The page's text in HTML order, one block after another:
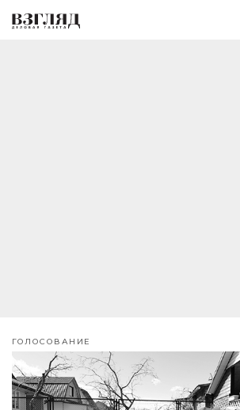
ГОЛОСОВАНИЕ